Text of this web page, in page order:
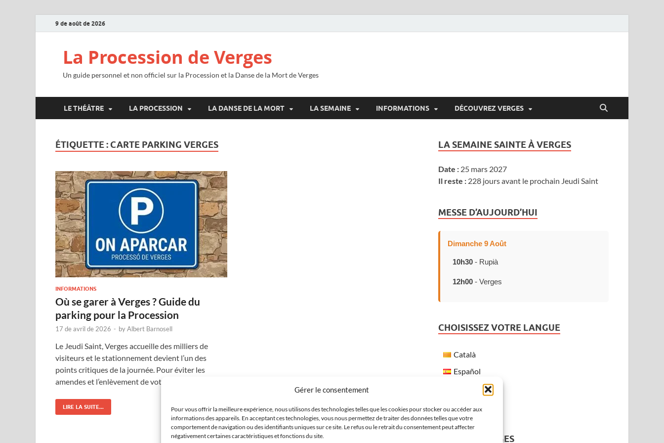
Gérer le consentement
Pour vous offrir la meilleure expérience, nous utilisons des technologies telles que les cookies pour stocker ou accéder aux
informations des appareils. En acceptant ces technologies, vous nous permettez de traiter des données telles que votre
comportement de navigation ou des identifiants uniques sur ce site. Le refus ou le retrait du consentement peut affecter
négativement certaines caractéristiques et fonctions du site.
9 de août de 2026
La Procession de Verges
Un guide personnel et non officiel sur la Procession et la Danse de la Mort de Verges
LE THÉÂTRE LA PROCESSION LA DANSE DE LA MORT LA SEMAINE INFORMATIONS DÉCOUVREZ VERGES
ÉTIQUETTE : CARTE PARKING VERGES
INFORMATIONS
Où se garer à Verges ? Guide du
parking pour la Procession
17 de avril de 2026 - byAlbert Barnosell
Le Jeudi Saint, Verges accueille des milliers de
visiteurs et le stationnement devient l’un des
points critiques de la journée. Pour éviter les
amendes et l’enlèvement de votre voiture par …
LIRE LA SUITE...
LA SEMAINE SAINTE À VERGES
Date : 25 mars 2027
Il reste : 228 jours avant le prochain Jeudi Saint
MESSE D’AUJOURD’HUI
Dimanche 9 Août
10h30 - Rupià
12h00 - Verges
CHOISISSEZ VOTRE LANGUE
Català
Español
English
MÉTÉO À VERGES